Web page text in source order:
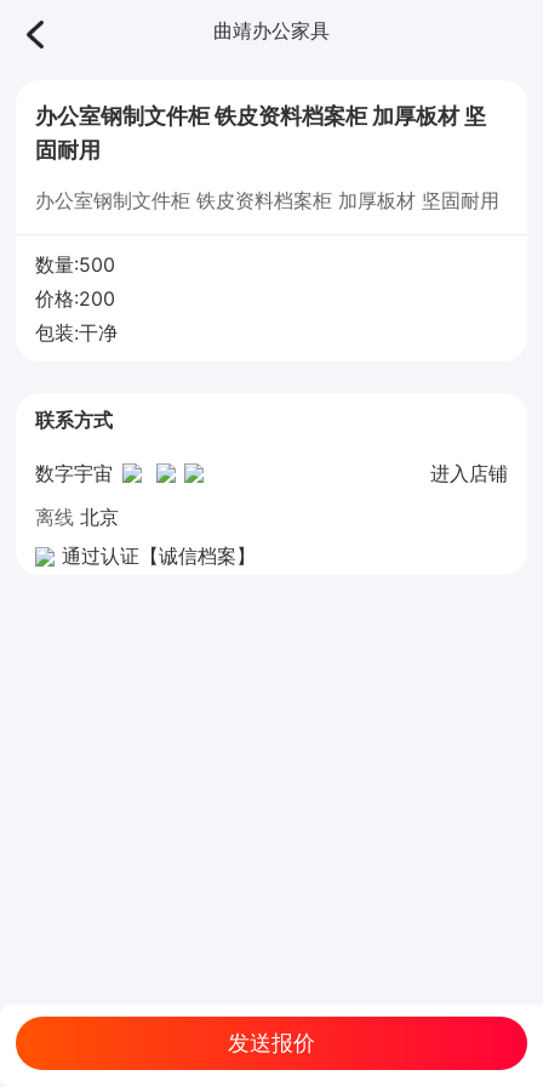
曲靖办公家具
办公室钢制文件柜 铁皮资料档案柜 加厚板材 坚
固耐用
办公室钢制文件柜 铁皮资料档案柜 加厚板材 坚固耐用
数量:500
价格:200
包装:干净
联系方式
数字宇宙
进入店铺
离线 北京
通过认证【诚信档案】
发送报价